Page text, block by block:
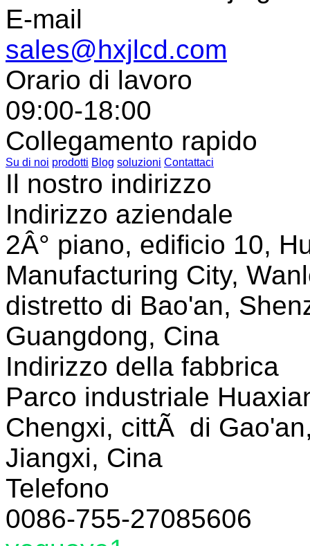
E-mail
sales@hxjlcd.com
Orario di lavoro
09:00-18:00
Collegamento rapido
Su di noi prodotti Blog soluzioni Contattaci
Il nostro indirizzo
Indirizzo aziendale
2Â° piano, edificio 10,
Manufacturing City,
distretto di Bao'an,
Guangdong, Cina
Indirizzo della fabbrica
Parco industriale
Chengxi, cittÃ di
Jiangxi, Cina
Telefono
0086-755-27085606